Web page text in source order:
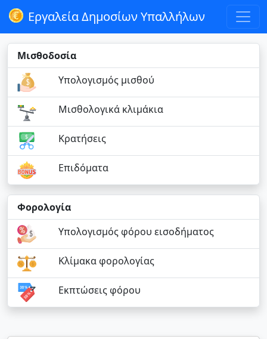
Εργαλεία Δημοσίων Υπαλλήλων
Μισθοδοσία
Υπολογισμός μισθού
Μισθολογικά κλιμάκια
Κρατήσεις
Επιδόματα
Φορολογία
Υπολογισμός φόρου εισοδήματος
Κλίμακα φορολογίας
Εκπτώσεις φόρου